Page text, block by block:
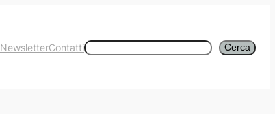
NewsletterContattiCerca Cerca